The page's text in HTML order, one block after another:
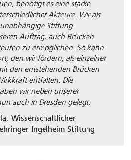
benötigt es eine starke
Akteure. Wir als
Stiftung
Auftrag, auch Brücken
zu ermöglichen. So kann
den wir fördern, als einzelner
den entstehenden Brücken
entfalten. Die
wir neben unserer
auch in Dresden gelegt.
Wissenschaftlicher
Ingelheim Stiftung